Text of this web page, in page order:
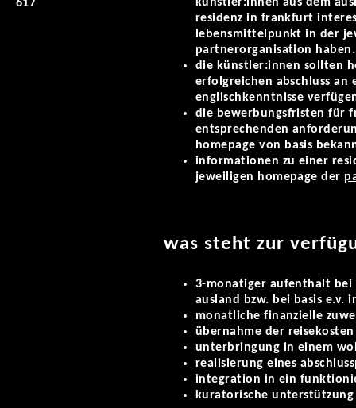
617
residenz in frankfurt
lebensmittelpunkt in der
partnerorganisation haben.
die künstler:innen sollten
erfolgreichen abschluss an
englischkenntnisse
die bewerbungsfristen für
entsprechenden
homepage von basis
informationen zu einer
jeweiligen homepage der
was steht zur
3-monatiger aufenthalt
ausland bzw. bei basis e.v.
monatliche finanzielle
übernahme der reisekosten
unterbringung in einem
realisierung eines
integration in ein
kuratorische